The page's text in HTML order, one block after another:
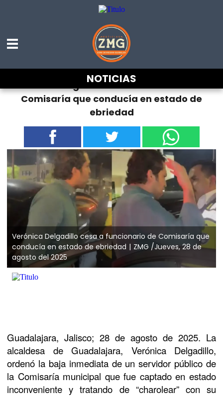
NOTICIAS
Verónica Delgadillo cesa a funcionario de
Comisaría que conducía en estado de
ebriedad
Verónica Delgadillo cesa a funcionario de Comisaría que
conducía en estado de ebriedad
ZMG /Jueves, 28 de
agosto del 2025
Guadalajara, Jalisco; 28 de agosto de 2025. La
alcaldesa de Guadalajara, Verónica Delgadillo,
ordenó la baja inmediata de un servidor público de
la Comisaría municipal que fue captado en estado
inconveniente y tratando de “charolear” con su